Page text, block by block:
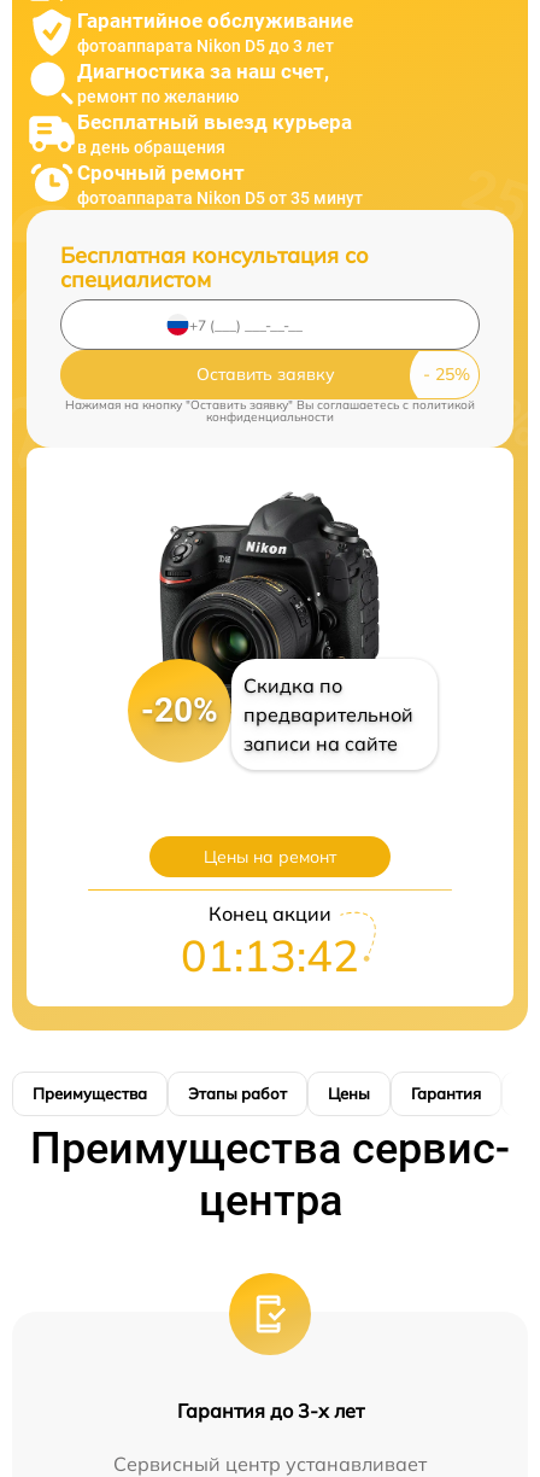
Гарантийное обслуживание
фотоаппарата Nikon D5 до 3 лет
Диагностика за наш счет,
ремонт по желанию
Бесплатный выезд курьера
в день обращения
Срочный ремонт
фотоаппарата Nikon D5 от 35 минут
Бесплатная консультация со
специалистом
Оставить заявку
Нажимая на кнопку "Оставить заявку" Вы соглашаетесь cполитикой
конфиденциальности
-20%
Скидка по
предварительной
записи на сайте
Цены на ремонт
Конец акции
01:13:40
Преимущества Этапы работ Цены Гарантия
Преимущества сервис-
центра
Гарантия до 3-х лет
Сервисный центр устанавливает